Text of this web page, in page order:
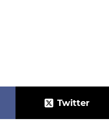
Twitter